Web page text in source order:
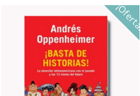
¡Oferta!